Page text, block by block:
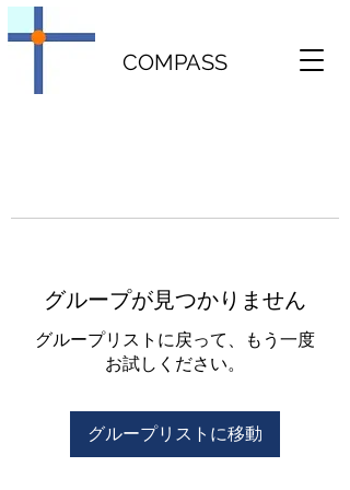
COMPASS
グループが見つかりません
グループリストに戻って、もう一度
お試しください。
グループリストに移動